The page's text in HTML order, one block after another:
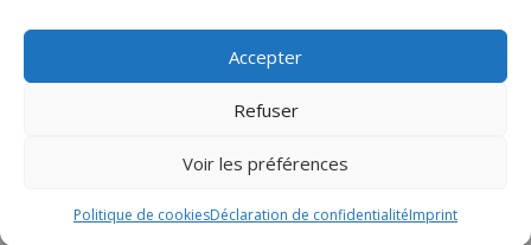
Accepter
Refuser
Voir les préférences
Politique de cookiesDéclaration de confidentialitéImprint
Newsletter & Presse
Partenaires
Tarifs
Espace Client
121DigitalGroup |
121DigitalGroup